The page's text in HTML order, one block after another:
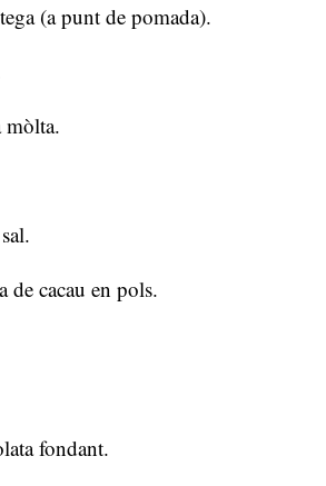
(a punt de pomada).
mòlta.
de cacau en pols.
fondant.